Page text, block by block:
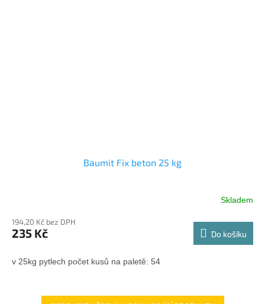
Baumit Fix beton 25 kg
Skladem
194,20 Kč bez DPH
235 Kč Do košíku
v 25kg pytlech počet kusů na paletě: 54